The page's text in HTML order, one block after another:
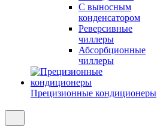
С выносным
конденсатором
Реверсивные
чиллеры
Абсорбционные
чиллеры
Прецизионные кондиционеры